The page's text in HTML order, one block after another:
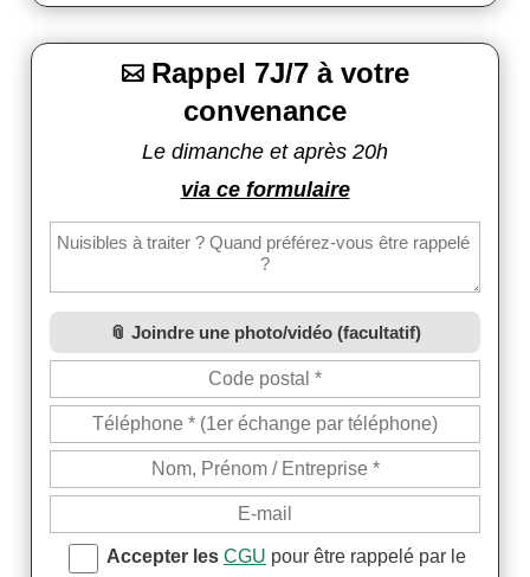
Rappel 7J/7 à votre
convenance
Le dimanche et après 20h
via ce formulaire
Joindre une photo/vidéo (facultatif)
Accepter les CGU pour être rappelé par le